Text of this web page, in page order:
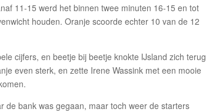
11-15 werd het binnen twee minuten 16-15 en tot
houden. Oranje scoorde echter 10 van de 12
cijfers, en beetje bij beetje knokte IJsland zich terug
even sterk, en zette Irene Wassink met een mooie
de bank was gegaan, maar toch weer de starters